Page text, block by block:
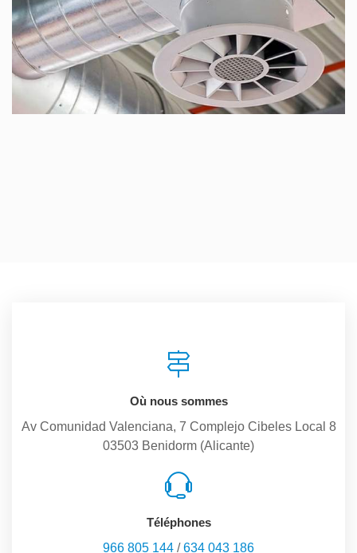
Où nous sommes
Av Comunidad Valenciana, 7 Complejo Cibeles Local 8
03503 Benidorm (Alicante)
Téléphones
966 805 144 /634 043 186